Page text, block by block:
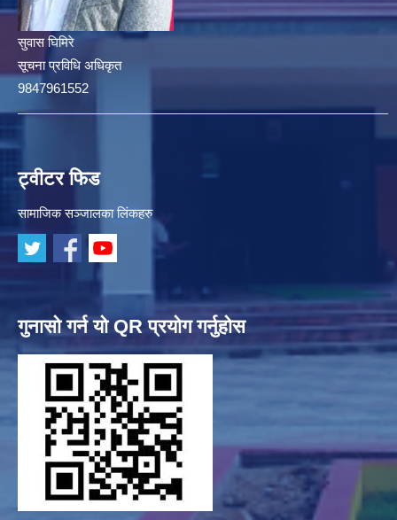
सुवास घिमिरे
सूचना प्रविधि अधिकृत
9847961552
ट्वीटर फिड
सामाजिक सञ्जालका लिंकहरु
गुनासो गर्न यो QR प्रयोग गर्नुहोस